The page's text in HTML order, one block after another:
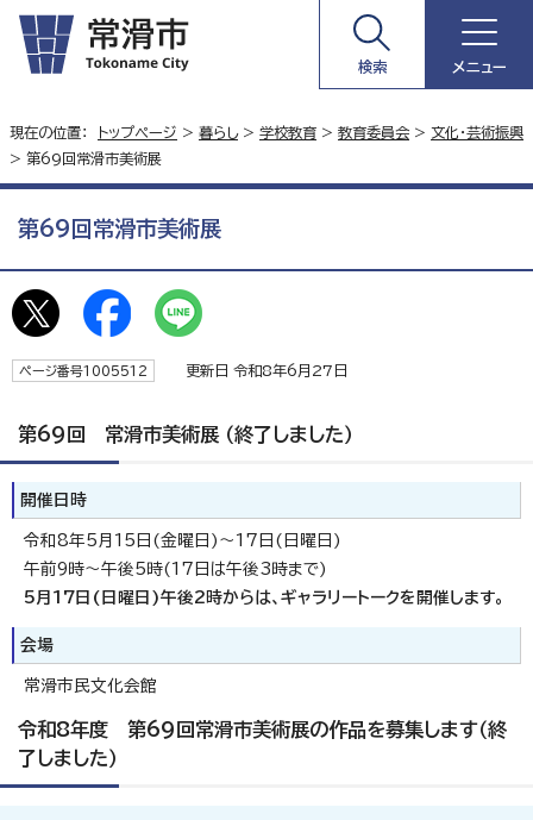
検索 メニュー
現在の位置： トップページ > 暮らし> 学校教育 > 教育委員会 > 文化・芸術振興
> 第69回常滑市美術展
第69回常滑市美術展
ページ番号1005512 更新日 令和8年6月27日
第69回 常滑市美術展 （終了しました）
開催日時
令和8年5月15日(金曜日)～17日(日曜日)
午前9時～午後5時(17日は午後3時まで)
5月17日(日曜日)午後2時からは、ギャラリートークを開催します。
会場
常滑市民文化会館
令和8年度 第69回常滑市美術展の作品を募集します（終
了しました）